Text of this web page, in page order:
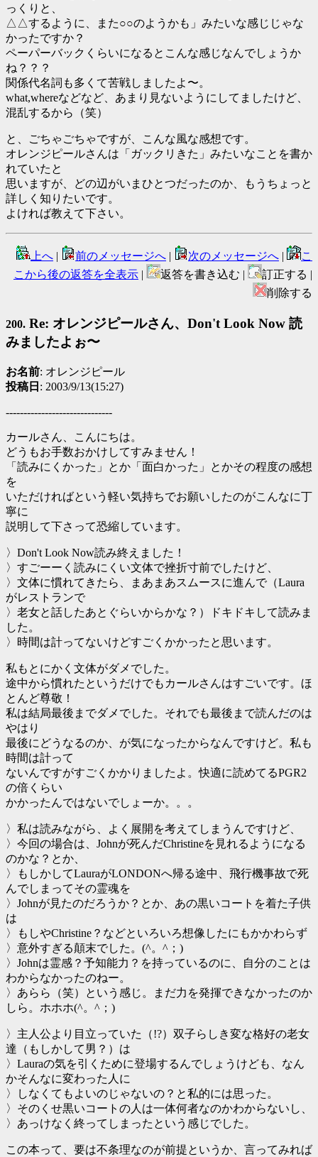
っくりと、
△△するように、また○○のようかも」みたいな感じじゃな
かったですか？
ペーパーバックくらいになるとこんな感じなんでしょうか
ね？？？
関係代名詞も多くて苦戦しましたよ〜。
what,whereなどなど、あまり見ないようにしてましたけど、
混乱するから（笑）
と、ごちゃごちゃですが、こんな風な感想です。
オレンジピールさんは「ガックリきた」みたいなことを書か
れていたと
思いますが、どの辺がいまひとつだったのか、もうちょっと
詳しく知りたいです。
よければ教えて下さい。
上へ | 前のメッセージへ | 次のメッセージへ |
こ
こから後の返答を全表示 | 返答を書き込む |
訂正する |
削除する
200. Re: オレンジピールさん、Don't Look Now 読
みましたよぉ〜
お名前: オレンジピール
投稿日 : 2003/9/13(15:27)
------------------------------
カールさん、こんにちは。
どうもお手数おかけしてすみません！
「読みにくかった」とか「面白かった」とかその程度の感想
を
いただければという軽い気持ちでお願いしたのがこんなに丁
寧に
説明して下さって恐縮しています。
〉Don't Look Now読み終えました！
〉すごーーく読みにくい文体で挫折寸前でしたけど、
〉文体に慣れてきたら、まあまあスムースに進んで（Laura
がレストランで
〉老女と話したあとぐらいからかな？）ドキドキして読みま
した。
〉時間は計ってないけどすごくかかったと思います。
私もとにかく文体がダメでした。
途中から慣れたというだけでもカールさんはすごいです。ほ
とんど尊敬！
私は結局最後までダメでした。それでも最後まで読んだのは
やはり
最後にどうなるのか、が気になったからなんですけど。私も
時間は計って
ないんですがすごくかかりましたよ。快適に読めてるPGR2
の倍くらい
かかったんではないでしょーか。。。
〉私は読みながら、よく展開を考えてしまうんですけど、
〉今回の場合は、Johnが死んだChristineを見れるようになる
のかな？とか、
〉もしかしてLauraがLONDONへ帰る途中、飛行機事故で死
んでしまってその霊魂を
〉Johnが見たのだろうか？とか、あの黒いコートを着た子供
は
〉もしやChristine？などといろいろ想像したにもかかわらず
〉意外すぎる顛末でした。(^。^；)
〉Johnは霊感？予知能力？を持っているのに、自分のことは
わからなかったのねー。
〉あらら（笑）という感じ。まだ力を発揮できなかったのか
しら。ホホホ(^。^；)
〉主人公より目立っていた（!?）双子らしき変な格好の老女
達（もしかして男？）は
〉Lauraの気を引くために登場するんでしょうけども、なん
かそんなに変わった人に
〉しなくてもよいのじゃないの？と私的には思った。
〉そのくせ黒いコートの人は一体何者なのかわからないし、
〉あっけなく終ってしまったという感じでした。
この本って、要は不条理なのが前提というか、言ってみれば